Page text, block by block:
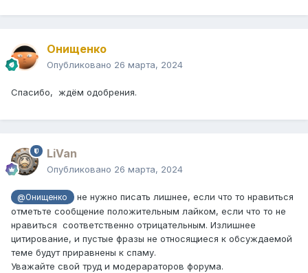
Онищенко
Опубликовано 26 марта, 2024
Спасибо, ждём одобрения.
LiVan
Опубликовано 26 марта, 2024
@Онищенко
не нужно писать лишнее, если что то нравиться
отметьте сообщение положительным лайком, если что то не
нравиться соответственно отрицательным. Излишнее
цитирование, и пустые фразы не относящиеся к обсуждаемой
теме будут приравнены к спаму.
Уважайте свой труд и модерараторов форума.